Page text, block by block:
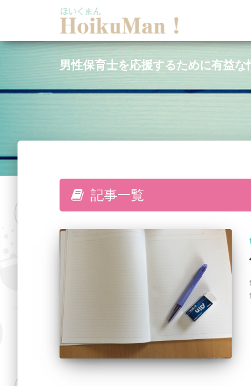
男性保育士を応援するために有益な
記事一覧